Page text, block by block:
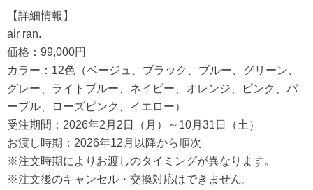
【詳細情報】
air ran.
価格：99,000円
カラー：12色（ベージュ、ブラック、ブルー、グリーン、
グレー、ライトブルー、ネイビー、オレンジ、ピンク、パ
ープル、ローズピンク、イエロー）
受注期間：2026年2月2日（月）～10月31日（土）
お渡し時期：2026年12月以降から順次
※注文時期によりお渡しのタイミングが異なります。
※注文後のキャンセル・交換対応はできません。